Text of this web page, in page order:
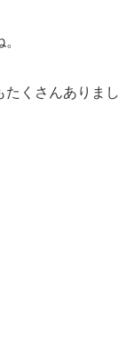
たくさんありまし